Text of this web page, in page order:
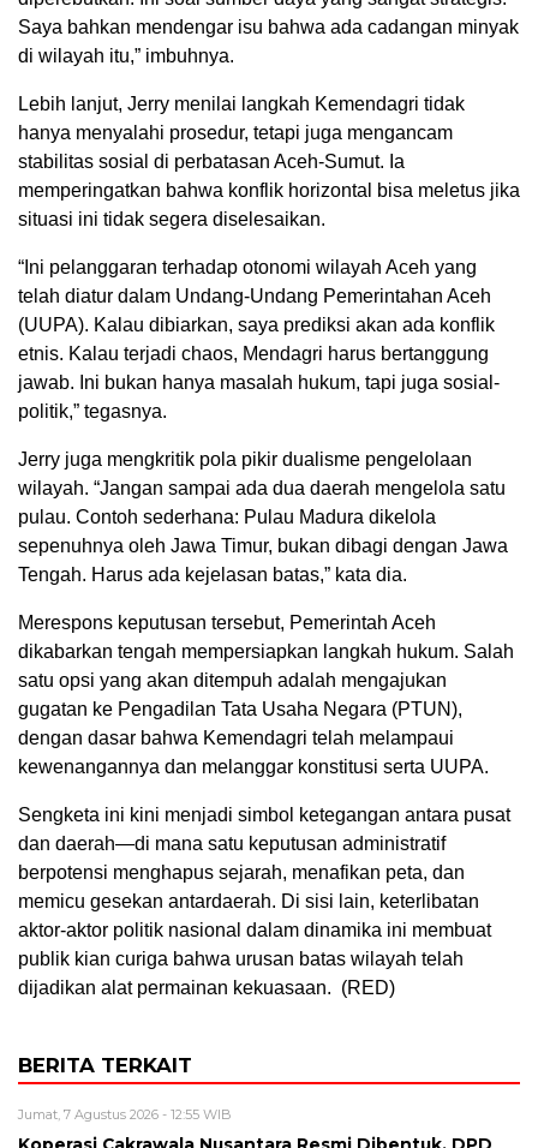
Saya bahkan mendengar isu bahwa ada cadangan minyak
di wilayah itu,” imbuhnya.
Lebih lanjut, Jerry menilai langkah Kemendagri tidak
hanya menyalahi prosedur, tetapi juga mengancam
stabilitas sosial di perbatasan Aceh-Sumut. Ia
memperingatkan bahwa konflik horizontal bisa meletus jika
situasi ini tidak segera diselesaikan.
“Ini pelanggaran terhadap otonomi wilayah Aceh yang
telah diatur dalam Undang-Undang Pemerintahan Aceh
(UUPA). Kalau dibiarkan, saya prediksi akan ada konflik
etnis. Kalau terjadi chaos, Mendagri harus bertanggung
jawab. Ini bukan hanya masalah hukum, tapi juga sosial-
politik,” tegasnya.
Jerry juga mengkritik pola pikir dualisme pengelolaan
wilayah. “Jangan sampai ada dua daerah mengelola satu
pulau. Contoh sederhana: Pulau Madura dikelola
sepenuhnya oleh Jawa Timur, bukan dibagi dengan Jawa
Tengah. Harus ada kejelasan batas,” kata dia.
Merespons keputusan tersebut, Pemerintah Aceh
dikabarkan tengah mempersiapkan langkah hukum. Salah
satu opsi yang akan ditempuh adalah mengajukan
gugatan ke Pengadilan Tata Usaha Negara (PTUN),
dengan dasar bahwa Kemendagri telah melampaui
kewenangannya dan melanggar konstitusi serta UUPA.
Sengketa ini kini menjadi simbol ketegangan antara pusat
dan daerah—di mana satu keputusan administratif
berpotensi menghapus sejarah, menafikan peta, dan
memicu gesekan antardaerah. Di sisi lain, keterlibatan
aktor-aktor politik nasional dalam dinamika ini membuat
publik kian curiga bahwa urusan batas wilayah telah
dijadikan alat permainan kekuasaan. (RED)
BERITA TERKAIT
Jumat, 7 Agustus 2026 - 12:55 WIB